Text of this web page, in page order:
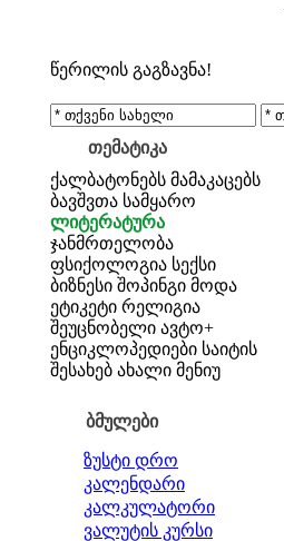
წერილის გაგზავნა!
თემატიკა
ქალბატონებს მამაკაცებს
ბავშვთა სამყარო
ლიტერატურა
ჯანმრთელობა
ფსიქოლოგია სექსი
ბიზნესი შოპინგი მოდა
ეტიკეტი რელიგია
შეუცნობელი ავტო+
ენციკლოპედიები საიტის
შესახებ ახალი მენიუ
ბმულები
ზუსტი დრო
კალენდარი
კალკულატორი
ვალუტის კურსი